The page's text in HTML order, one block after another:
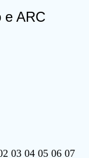
e ARC
03 04 05 06 07